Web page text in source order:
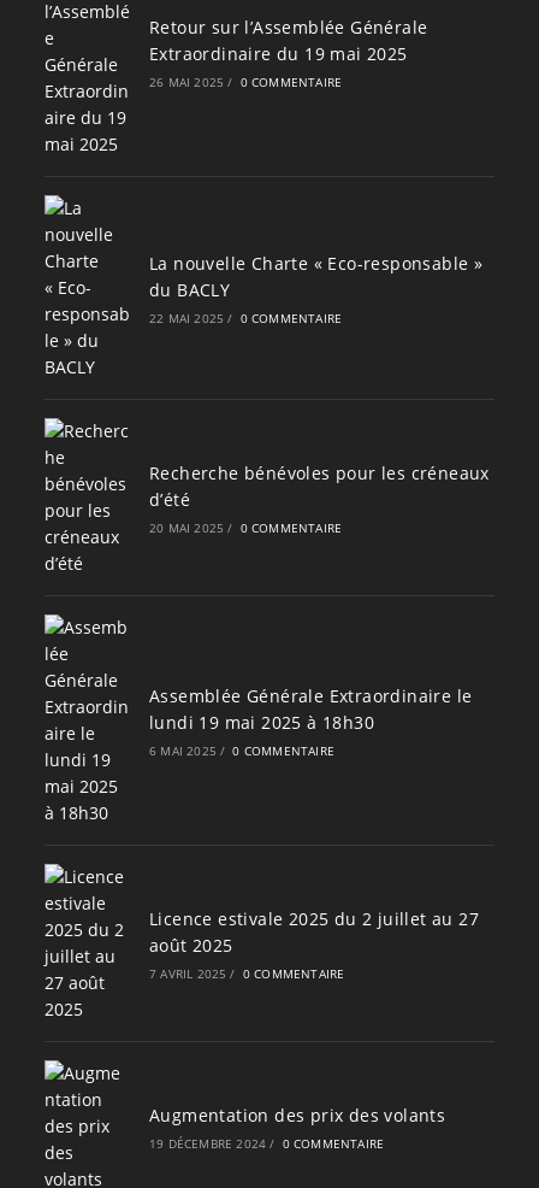
Retour sur l’Assemblée Générale
Extraordinaire du 19 mai 2025
26 MAI 2025 / 0 COMMENTAIRE
La nouvelle Charte « Eco-responsable »
du BACLY
22 MAI 2025 / 0 COMMENTAIRE
Recherche bénévoles pour les créneaux
d’été
20 MAI 2025 / 0 COMMENTAIRE
Assemblée Générale Extraordinaire le
lundi 19 mai 2025 à 18h30
6 MAI 2025 / 0 COMMENTAIRE
Licence estivale 2025 du 2 juillet au 27
août 2025
7 AVRIL 2025 / 0 COMMENTAIRE
Augmentation des prix des volants
19 DÉCEMBRE 2024 / 0 COMMENTAIRE